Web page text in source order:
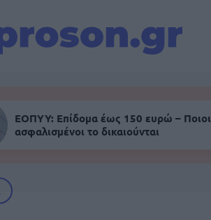
ΕΟΠΥΥ: Επίδομα έως 150 ευρώ – Ποιοι
ασφαλισμένοι το δικαιούνται